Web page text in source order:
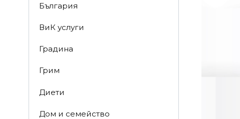
България
ВиК услуги
Градина
Грим
Диети
Дом и семейство